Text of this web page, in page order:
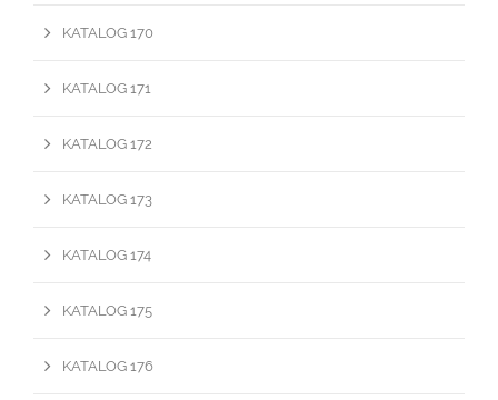
KATALOG 170
KATALOG 171
KATALOG 172
KATALOG 173
KATALOG 174
KATALOG 175
KATALOG 176